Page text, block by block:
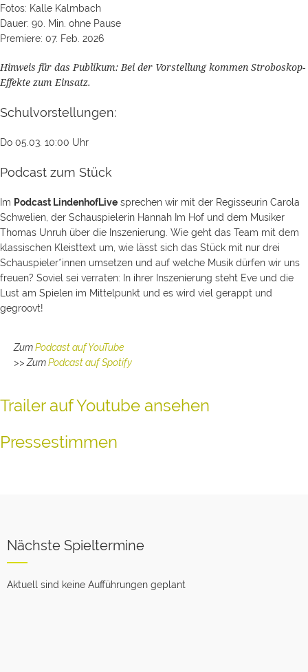
Fotos: Kalle Kalmbach
Dauer: 90. Min. ohne Pause
Premiere: 07. Feb. 2026
Hinweis für das Publikum: Bei der Vorstellung kommen Stroboskop-
Effekte zum Einsatz.
Schulvorstellungen:
Do 05.03. 10:00 Uhr
Podcast zum Stück
Im Podcast LindenhofLive sprechen wir mit der Regisseurin Carola
Schwelien, der Schauspielerin Hannah Im Hof und dem Musiker
Thomas Unruh über die Inszenierung. Wie geht das Team mit dem
klassischen Kleisttext um, wie lässt sich das Stück mit nur drei
Schauspieler*innen umsetzen und auf welche Musik dürfen wir uns
freuen? Soviel sei verraten: In ihrer Inszenierung steht Eve und die
Lust am Spielen im Mittelpunkt und es wird viel gerappt und
gegroovt!
ZumPodcast auf YouTube
>> ZumPodcast auf Spotify
Trailer auf Youtube ansehen
Pressestimmen
Nächste Spieltermine
Aktuell sind keine Aufführungen geplant